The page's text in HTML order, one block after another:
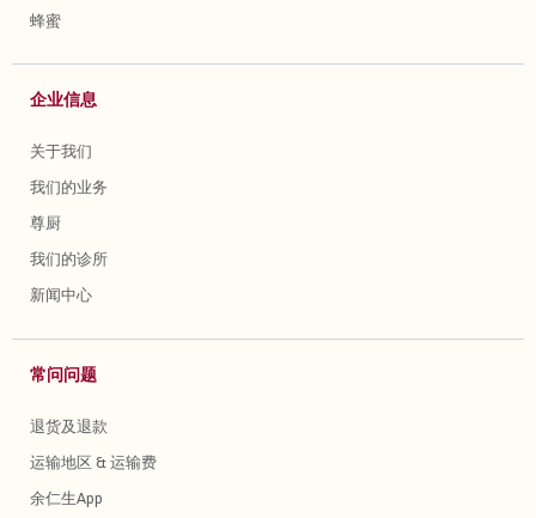
蜂蜜
企业信息
关于我们
我们的业务
尊厨
我们的诊所
新闻中心
常问问题
退货及退款
运输地区 & 运输费
余仁生App